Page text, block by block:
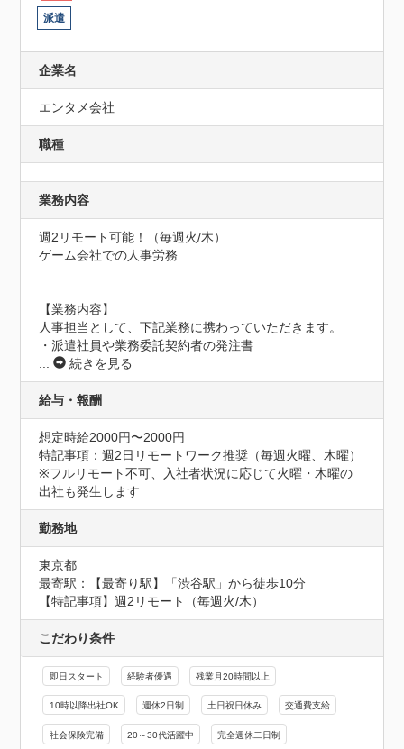
派遣
企業名
エンタメ会社
職種
業務内容
週2リモート可能！（毎週火/木）
ゲーム会社での人事労務
【業務内容】
人事担当として、下記業務に携わっていただきます。
・派遣社員や業務委託契約者の発注書
...
続きを見る
給与・報酬
想定時給2000円〜2000円
特記事項：週2日リモートワーク推奨（毎週火曜、木曜）
※フルリモート不可、入社者状況に応じて火曜・木曜の
出社も発生します
勤務地
東京都
最寄駅：【最寄り駅】「渋谷駅」から徒歩10分
【特記事項】週2リモート（毎週火/木）
こだわり条件
即日スタート 経験者優遇 残業月20時間以上
10時以降出社OK 週休2日制 土日祝日休み 交通費支給
社会保険完備 20～30代活躍中 完全週休二日制